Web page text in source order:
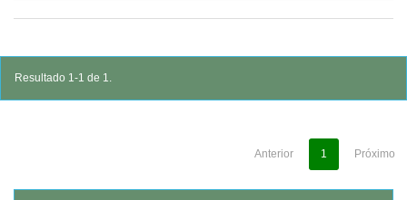
Resultado 1-1 de 1.
Anterior 1 Próximo